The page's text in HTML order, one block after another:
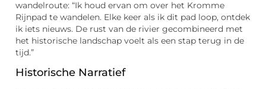
wandelroute: “Ik houd ervan om over het Kromme
Rijnpad te wandelen. Elke keer als ik dit pad loop, ontdek
ik iets nieuws. De rust van de rivier gecombineerd met
het historische landschap voelt als een stap terug in de
tijd.”
Historische Narratief